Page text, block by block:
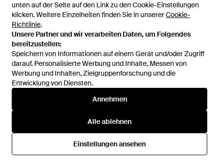
unten auf der Seite auf den Link zu den Cookie-Einstellungen
klicken. Weitere Einzelheiten finden Sie in unsererCookie-
Richtlinie.
Unsere Partner und wir verarbeiten Daten, um Folgendes
bereitzustellen:
Speichern von Informationen auf einem Gerät und/oder Zugriff
darauf. Personalisierte Werbung und Inhalte, Messen von
Werbung und Inhalten, Zielgruppenforschung und die
Entwicklung von Diensten.
Annehmen
Alle ablehnen
Einstellungen ansehen
unten auf der Seite auf den Link zu den Cookie-Einstellungen
klicken. Weitere Einzelheiten finden Sie in unsererCookie-
Richtlinie.
Unsere Partner und wir verarbeiten Daten, um Folgendes
bereitzustellen:
Speichern von Informationen auf einem Gerät und/oder Zugriff
darauf. Personalisierte Werbung und Inhalte, Messen von
Werbung und Inhalten, Zielgruppenforschung und die
Entwicklung von Diensten.
Annehmen
Alle ablehnen
Einstellungen ansehen
International
Hilfe und Informationen